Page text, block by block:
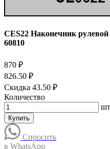
CES22 Наконечник
60810
870 ₽
826.50 ₽
Скидка 43.50 ₽
Количество
шт
Купить
Спросить
в WhatsApp